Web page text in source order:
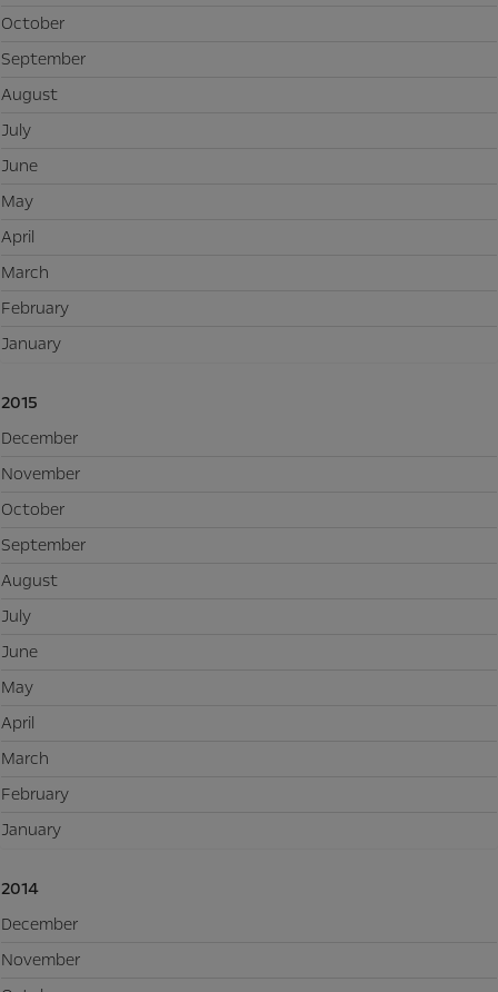
October
September
August
July
June
May
April
March
February
January
2015
December
November
October
September
August
July
June
May
April
March
February
January
2014
December
November